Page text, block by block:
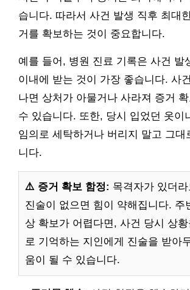
습니다. 따라서 사건 발생 직후 최대
거를 확보하는 것이 중요합니다.
예를 들어, 병원 진료 기록은 사건 발
이내에 받는 것이 가장 좋습니다. 사
나면 상처가 아물거나 사라져 증거
수 있습니다. 또한, 당시 입었던 옷이
임의로 세탁하거나 버리지 말고 그대
니다.
⚠️ 증거 확보 함정: 목격자가 있더
진술이 없으면 힘이 약해집니다. 주
상 확보가 어렵다면, 사건 당시 상
로 기억하는 지인에게 진술을 받아
움이 될 수 있습니다.